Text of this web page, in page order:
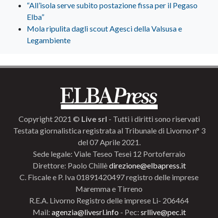
“All’isola serve subito postazione fissa per il Pegaso
Elba”
Mola ripulita dagli scout Agesci della Valsusa e
Legambiente
Copyright 2021 © Live srl - Tutti i diritti sono riservati
Testata giornalistica registrata al Tribunale di Livorno n° 3
del 07 Aprile 2021.
Sede legale: Viale Teseo Tesei 12 Portoferraio
Direttore: Paolo Chillèdirezione@elbapress.it
C. Fiscale e P. Iva 01891420497 registro delle imprese
Maremma e Tirreno
R.E.A. Livorno Registro delle imprese Li- 206464
Mail: agenzia@livesrl.info - Pec: srllive@pec.it